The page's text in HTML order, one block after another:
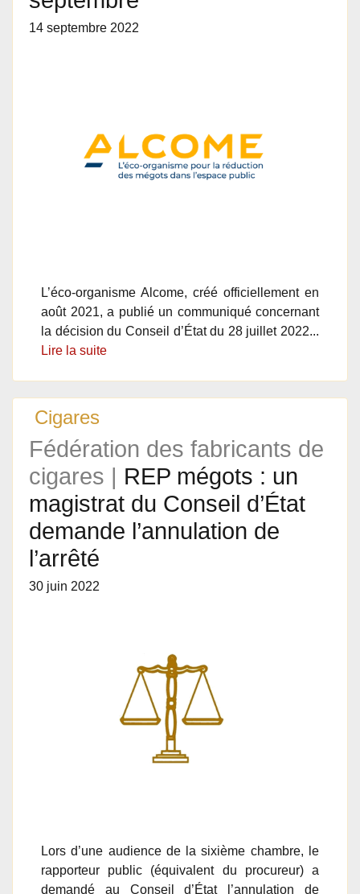
14 septembre 2022
L’éco-organisme Alcome, créé officiellement en
août 2021, a publié un communiqué concernant
la décision du Conseil d’État du 28 juillet 2022...
Lire la suite
Cigares
Fédération des fabricants de
cigares | REP mégots : un
magistrat du Conseil d’État
demande l’annulation de
l’arrêté
30 juin 2022
Lors d’une audience de la sixième chambre, le
rapporteur public (équivalent du procureur) a
demandé au Conseil d’État l’annulation de